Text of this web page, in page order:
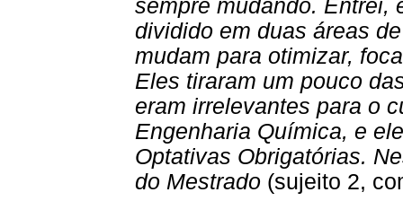
sempre mudando. Entrei,
dividido em duas áreas
mudam para otimizar,
Eles tiraram um pouco
eram irrelevantes para o
Engenharia Química, e
Optativas Obrigatórias.
do Mestrado (sujeito 2,